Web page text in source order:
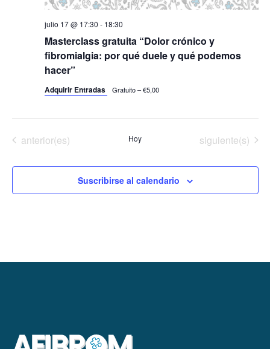
Masterclass gratuita “Dolor crónico y
fibromialgia: por qué duele y qué podemos
hacer”
julio 17 @ 17:30 - 18:30
Adquirir Entradas Gratuito – €5,00
Eventos
anterior(es) Hoy Eventos
siguiente(s)
Suscribirse al calendario